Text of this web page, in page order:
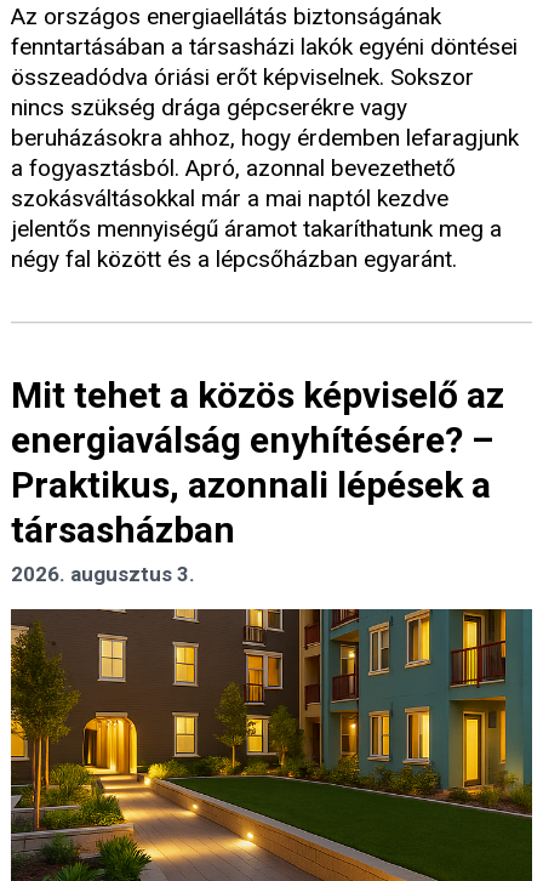
Az országos energiaellátás biztonságának
fenntartásában a társasházi lakók egyéni döntései
összeadódva óriási erőt képviselnek. Sokszor
nincs szükség drága gépcserékre vagy
beruházásokra ahhoz, hogy érdemben lefaragjunk
a fogyasztásból. Apró, azonnal bevezethető
szokásváltásokkal már a mai naptól kezdve
jelentős mennyiségű áramot takaríthatunk meg a
négy fal között és a lépcsőházban egyaránt.
Mit tehet a közös képviselő az
energiaválság enyhítésére? –
Praktikus, azonnali lépések a
társasházban
2026. augusztus 3.